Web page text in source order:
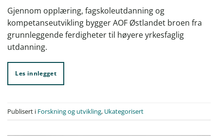
Gjennom opplæring, fagskoleutdanning og
kompetanseutvikling bygger AOF Østlandet broen fra
grunnleggende ferdigheter til høyere yrkesfaglig
utdanning.
Les innlegget
Publisert i Forskning og utvikling, Ukategorisert